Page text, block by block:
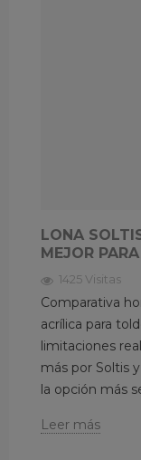
LONA
MEJOR
1425 Visitas
Comparativa
acrílica para
limitaciones
más por Soltis
la opción más
Leer más